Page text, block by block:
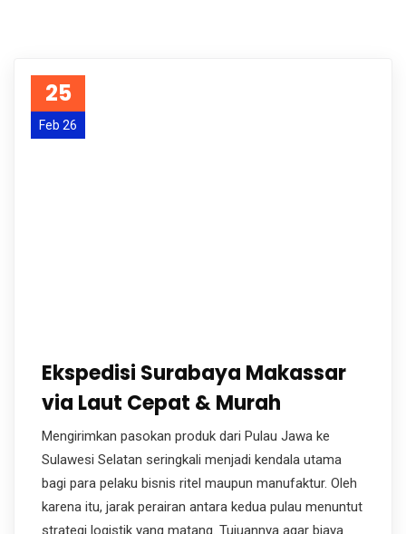
25
Feb 26
Ekspedisi Surabaya Makassar
via Laut Cepat & Murah
Mengirimkan pasokan produk dari Pulau Jawa ke
Sulawesi Selatan seringkali menjadi kendala utama
bagi para pelaku bisnis ritel maupun manufaktur. Oleh
karena itu, jarak perairan antara kedua pulau menuntut
strategi logistik yang matang. Tujuannya agar biaya